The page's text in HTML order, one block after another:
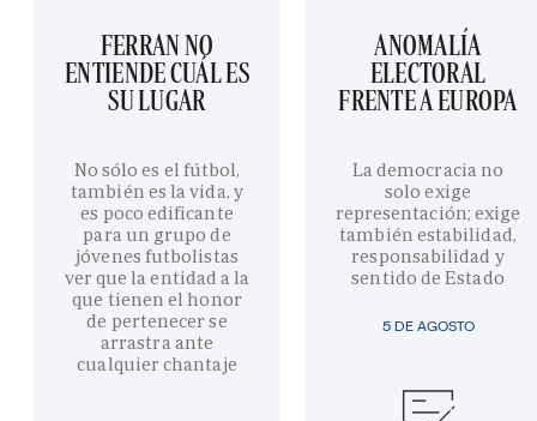
FERRAN NO
ENTIENDE CUÁL ES
SU LUGAR
No sólo es el fútbol,
también es la vida, y
es poco edificante
para un grupo de
jóvenes futbolistas
ver que la entidad a la
que tienen el honor
de pertenecer se
arrastra ante
cualquier chantaje
5 DE AGOSTO
ANOMALÍA
ELECTORAL
FRENTE A EUROPA
La democracia no
solo exige
representación; exige
también estabilidad,
responsabilidad y
sentido de Estado